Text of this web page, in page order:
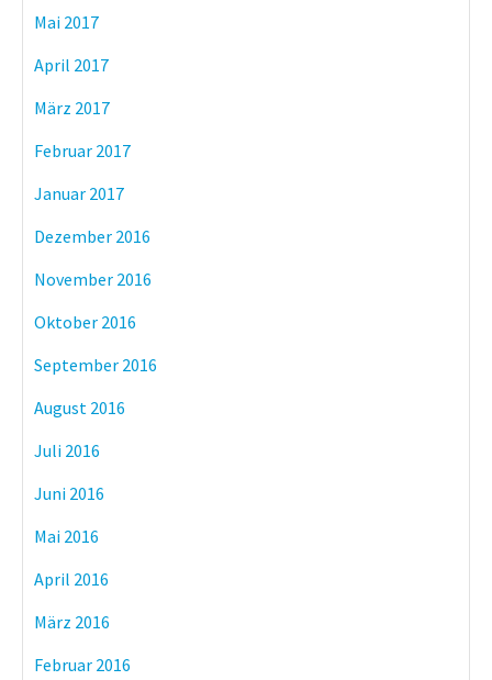
Mai 2017
April 2017
März 2017
Februar 2017
Januar 2017
Dezember 2016
November 2016
Oktober 2016
September 2016
August 2016
Juli 2016
Juni 2016
Mai 2016
April 2016
März 2016
Februar 2016